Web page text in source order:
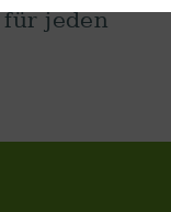
jeden